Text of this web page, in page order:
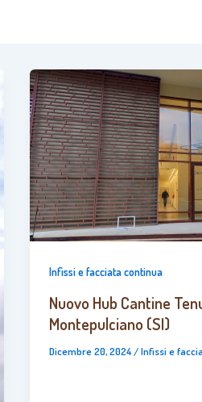
Infissi e facciata continua
Nuovo Hub Cantine
Montepulciano (SI)
Dicembre 20, 2024/Infissi e